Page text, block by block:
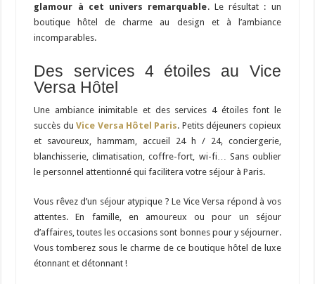
glamour à cet univers remarquable. Le résultat : un
boutique hôtel de charme au design et à l’ambiance
incomparables.
Des services 4 étoiles au Vice
Versa Hôtel
Une ambiance inimitable et des services 4 étoiles font le
succès duVice Versa Hôtel Paris. Petits déjeuners copieux
et savoureux, hammam, accueil 24 h / 24, conciergerie,
blanchisserie, climatisation, coffre-fort, wi-fi… Sans oublier
le personnel attentionné qui facilitera votre séjour à Paris.
Vous rêvez d’un séjour atypique ? Le Vice Versa répond à vos
attentes. En famille, en amoureux ou pour un séjour
d’affaires, toutes les occasions sont bonnes pour y séjourner.
Vous tomberez sous le charme de ce boutique hôtel de luxe
étonnant et détonnant !